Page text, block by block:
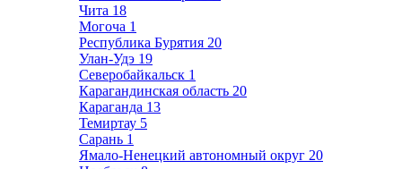
Чита 18
Могоча 1
Республика Бурятия 20
Улан-Удэ 19
Северобайкальск 1
Карагандинская область 20
Караганда 13
Темиртау 5
Сарань 1
Ямало-Ненецкий автономный округ 20